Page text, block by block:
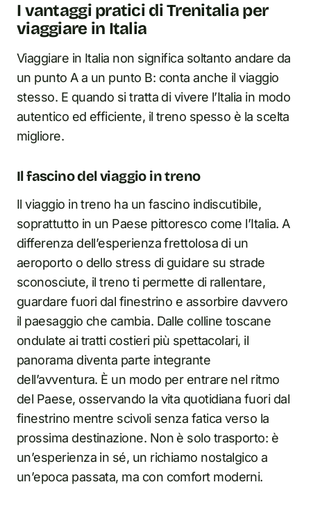
I vantaggi pratici di Trenitalia per
viaggiare in Italia
Viaggiare in Italia non significa soltanto andare da
un punto A a un punto B: conta anche il viaggio
stesso. E quando si tratta di vivere l’Italia in modo
autentico ed efficiente, il treno spesso è la scelta
migliore.
Il fascino del viaggio in treno
Il viaggio in treno ha un fascino indiscutibile,
soprattutto in un Paese pittoresco come l’Italia. A
differenza dell’esperienza frettolosa di un
aeroporto o dello stress di guidare su strade
sconosciute, il treno ti permette di rallentare,
guardare fuori dal finestrino e assorbire davvero
il paesaggio che cambia. Dalle colline toscane
ondulate ai tratti costieri più spettacolari, il
panorama diventa parte integrante
dell’avventura. È un modo per entrare nel ritmo
del Paese, osservando la vita quotidiana fuori dal
finestrino mentre scivoli senza fatica verso la
prossima destinazione. Non è solo trasporto: è
un’esperienza in sé, un richiamo nostalgico a
un’epoca passata, ma con comfort moderni.